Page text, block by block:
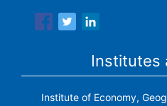
Institutes
Institute of Economy,